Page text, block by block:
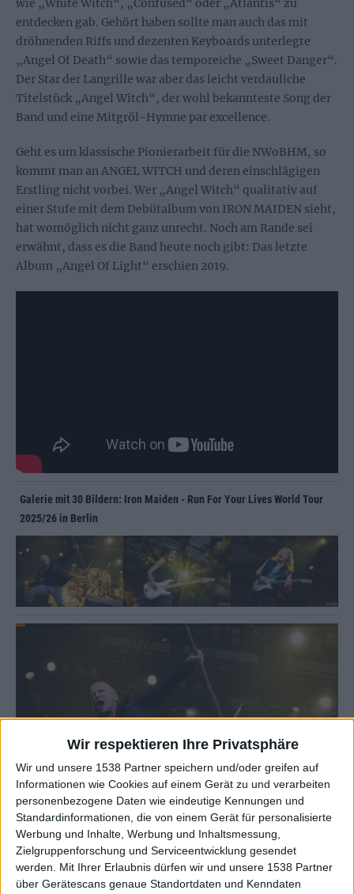
Wir respektieren Ihre Privatsphäre
Wir und unsere 1538 Partner speichern und/oder greifen auf
Informationen wie Cookies auf einem Gerät zu und verarbeiten
personenbezogene Daten wie eindeutige Kennungen und
Standardinformationen, die von einem Gerät für personalisierte
Werbung und Inhalte, Werbung und Inhaltsmessung,
Zielgruppenforschung und Serviceentwicklung gesendet
werden.
Mit Ihrer Erlaubnis dürfen wir und unsere 1538 Partner
über Gerätescans genaue Standortdaten und Kenndaten
wie „White Witch“, „Confused“ oder „Atlantis“ zu
entdecken gab. Gehört haben sollte man auch das mit
dröhnenden Riffs und dezenten Keyboards unterlegte
„Angel Of Death“ sowie das temporeiche „Sweet Danger“.
Der Star der Langrille war aber das leicht verdauliche
Titelstück „Angel Witch“, der wohl bekannteste Song der
Band und eine Mitgröl-Hymne par excellence.
Geht es um klassische Pionierarbeit für die NWoBHM, so
kommt man an ANGEL WITCH und deren einschlägigen
Erstling nicht vorbei. Wer „Angel Witch“ qualitativ auf
einer Stufe mit dem Debütalbum von IRON MAIDEN sieht,
hat womöglich nicht ganz unrecht. Noch am Rande sei
erwähnt, dass es die Band heute noch gibt: Das letzte
Album „Angel Of Light“ erschien 2019.
Galerie mit 30 Bildern: Iron Maiden - Run For Your Lives World Tour
2025/26 in Berlin
Galerie schließen Galerie in groß öffnen